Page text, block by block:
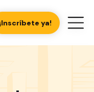
¡Inscríbete ya!